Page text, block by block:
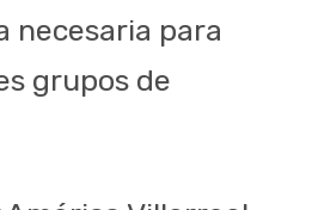
para
grupos de